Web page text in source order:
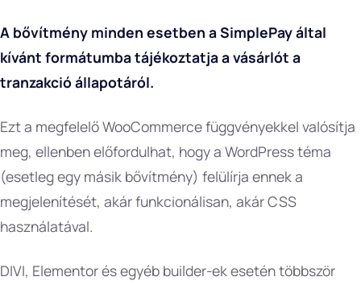
A bővítmény minden esetben a SimplePay által
kívánt formátumba tájékoztatja a vásárlót a
tranzakció állapotáról.
Ezt a megfelelő WooCommerce függvényekkel valósítja
meg, ellenben előfordulhat, hogy a WordPress téma
(esetleg egy másik bővítmény) felülírja ennek a
megjelenítését, akár funkcionálisan, akár CSS
használatával.
DIVI, Elementor és egyéb builder-ek esetén többször